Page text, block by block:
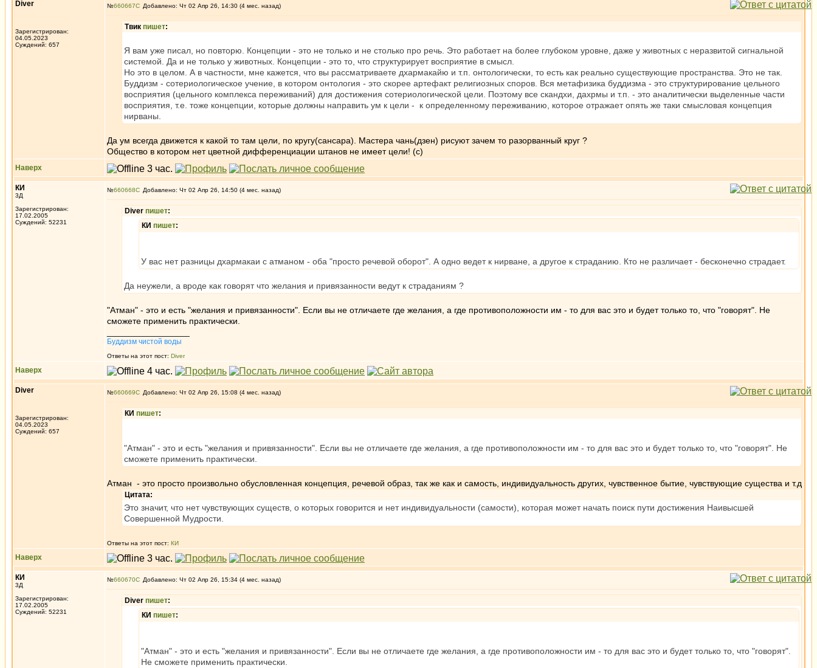
Diver
Зарегистрирован:
04.05.2023
Суждений: 657
№660667 Добавлено: Чт 02 Апр 26, 14:30 (4 мес. назад)
Твик пишет:
Я вам уже писал, но повторю. Концепции - это не только и не столько про речь. Это работает на более глубоком уровне, даже у животных с неразвитой сигнальной
системой. Да и не только у животных. Концепции - это то, что структурирует восприятие в смысл.
Но это в целом. А в частности, мне кажется, что вы рассматриваете дхармакайю и т.п. онтологически, то есть как реально существующие пространства. Это не так.
Буддизм - сотериологическое учение, в котором онтология - это скорее артефакт религиозных споров. Вся метафизика буддизма - это структурирование цельного
восприятия (цельного комплекса переживаний) для достижения сотериологической цели. Поэтому все скандхи, дахрмы и т.п. - это аналитически выделенные части
восприятия, т.е. тоже концепции, которые должны направить ум к цели - к определенному переживанию, которое отражает опять же таки смысловая концепция
нирваны.
Да ум всегда движется к какой то там цели, по кругу(сансара). Мастера чань(дзен) рисуют зачем то разорванный круг ?
Общество в котором нет цветной дифференциации штанов не имеет цели! (с)
Наверх
КИ
3Д
Зарегистрирован:
17.02.2005
Суждений: 52231
№660668 Добавлено: Чт 02 Апр 26, 14:50 (4 мес. назад)
Diver пишет:
КИ пишет:
У вас нет разницы дхармакаи с атманом - оба "просто речевой оборот". А одно ведет к нирване, а другое к страданию. Кто не различает - бесконечно страдает.
Да неужели, а вроде как говорят что желания и привязанности ведут к страданиям ?
"Атман" - это и есть "желания и привязанности". Если вы не отличаете где желания, а где противоположности им - то для вас это и будет только то, что "говорят". Не
сможете применить практически.
Буддизм чистой воды
Ответы на этот пост: Diver
Наверх
Diver
Зарегистрирован:
04.05.2023
Суждений: 657
№660669 Добавлено: Чт 02 Апр 26, 15:08 (4 мес. назад)
КИ пишет:
"Атман" - это и есть "желания и привязанности". Если вы не отличаете где желания, а где противоположности им - то для вас это и будет только то, что "говорят". Не
сможете применить практически.
Атман - это просто произвольно обусловленная концепция, речевой образ, так же как и самость, индивидуальность других, чувственное бытие, чувствующие существа и т.д
Цитата:
Это значит, что нет чувствующих существ, о которых говорится и нет индивидуальности (самости), которая может начать поиск пути достижения Наивысшей
Совершенной Мудрости.
Ответы на этот пост: КИ
Наверх
КИ
3Д
Зарегистрирован:
17.02.2005
Суждений: 52231
№660670 Добавлено: Чт 02 Апр 26, 15:34 (4 мес. назад)
Diver пишет:
КИ пишет:
"Атман" - это и есть "желания и привязанности". Если вы не отличаете где желания, а где противоположности им - то для вас это и будет только то, что "говорят".
Не сможете применить практически.